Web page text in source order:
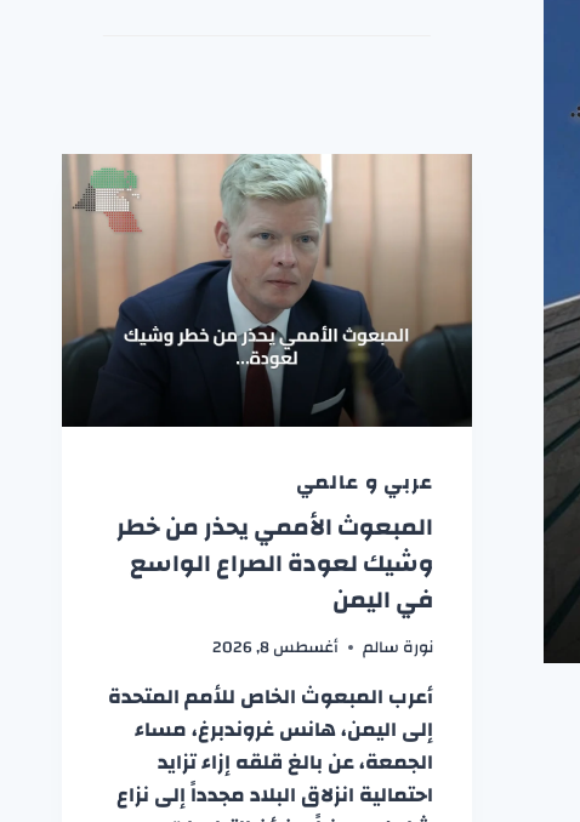
عربي و عالمي
المبعوث الأممي يحذر من خطر
وشيك لعودة الصراع الواسع
في اليمن
نورة سالم أغسطس 8, 2026
أعرب المبعوث الخاص للأمم المتحدة
إلى اليمن، هانس غروندبرغ، مساء
الجمعة، عن بالغ قلقه إزاء تزايد
احتمالية انزلاق البلاد مجدداً إلى نزاع